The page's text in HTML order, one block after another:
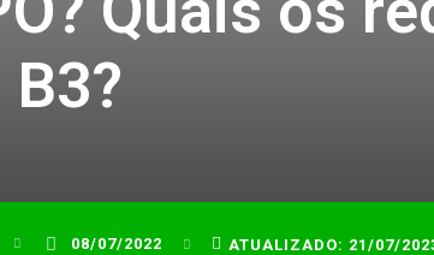
08/07/2022 ATUALIZADO: 21/07/